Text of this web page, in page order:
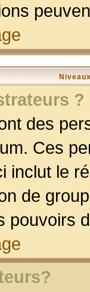
?
des
Ces
inclut le
de
pouvoirs